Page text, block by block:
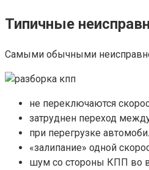
Типичные
Самыми обычными
не переключаются
затруднен переход
при перегрузке
«залипание» одной
шум со стороны КПП во